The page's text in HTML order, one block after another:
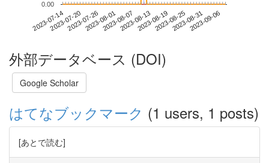
2023-07-142023-07-202023-07-262023-08-012023-08-072023-08-132023-08-192023-08-252023-08-312023-09-06
0.00
外部データベース (DOI)
Google Scholar
はてなブックマーク (1 users, 1 posts)
[あとで読む]